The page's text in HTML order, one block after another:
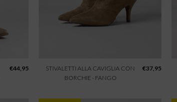
€44,95
STIVALETTI ALLA CAVIGLIA CON
BORCHIE - FANGO
€37,95